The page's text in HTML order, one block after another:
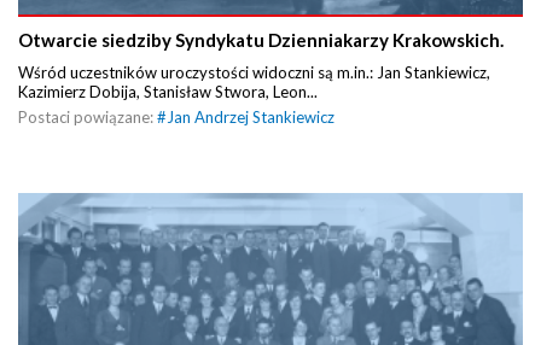
Otwarcie siedziby Syndykatu Dzienniakarzy Krakowskich.
Wśród uczestników uroczystości widoczni są m.in.: Jan Stankiewicz,
Kazimierz Dobija, Stanisław Stwora, Leon...
Postaci powiązane:# Jan Andrzej Stankiewicz